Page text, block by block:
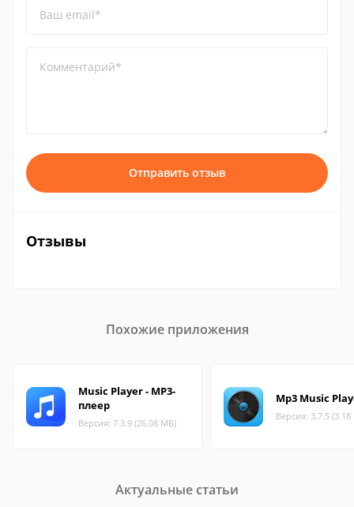
Ваш email*
Комментарий*
Отправить отзыв
Отзывы
Похожие приложения
Music Player - MP3-
плеер
Версия: 7.3.9 (26.08 МБ)
Mp3 Music
Версия: 3.7.5
Актуальные статьи